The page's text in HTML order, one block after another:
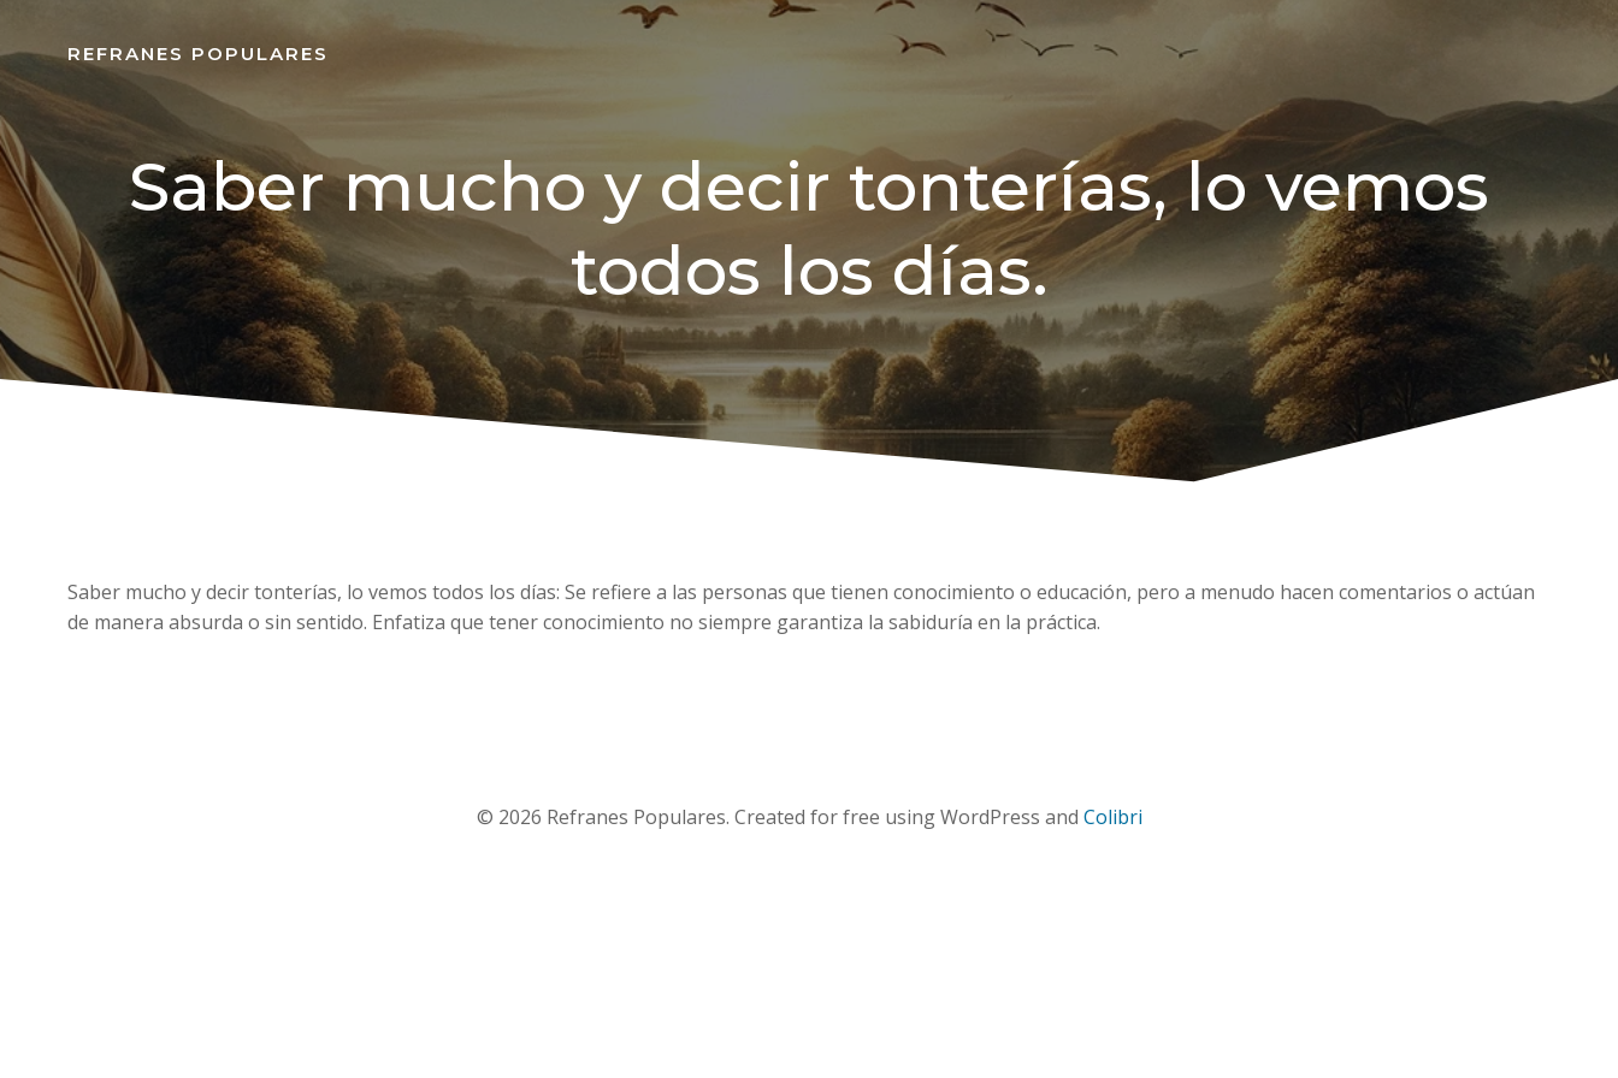
REFRANES POPULARES
Saber mucho y decir tonterías, lo vemos
todos los días.
Saber mucho y decir tonterías, lo vemos todos los días: Se refiere a las personas que tienen conocimiento o educación, pero a menudo hacen comentarios o actúan
de manera absurda o sin sentido. Enfatiza que tener conocimiento no siempre garantiza la sabiduría en la práctica.
© 2026 Refranes Populares. Created for free using WordPress and Colibri